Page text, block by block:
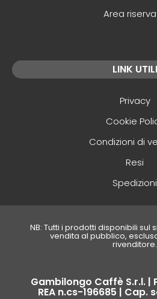
Area
LINK UTILI
Privacy
Cookie
Condizioni di
Resi
Spedizioni
NB: Tutti i prodotti disponibili sul
vendita al pubblico,
rivenditore.
Gambilongo Caffè S.r.l. |
REA n.cs-196685 | Cap.